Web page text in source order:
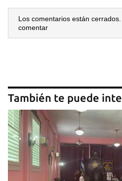
Los comentarios están
comentar
También te puede